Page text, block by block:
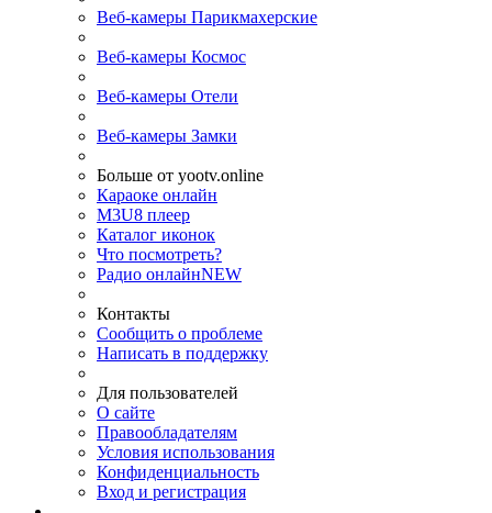
Веб-камеры Парикмахерские
Веб-камеры Космос
Веб-камеры Отели
Веб-камеры Замки
Больше от yootv.online
Караоке онлайн
M3U8 плеер
Каталог иконок
Что посмотреть?
Радио онлайнNEW
Контакты
Сообщить о проблеме
Написать в поддержку
Для пользователей
О сайте
Правообладателям
Условия использования
Конфиденциальность
Вход и регистрация